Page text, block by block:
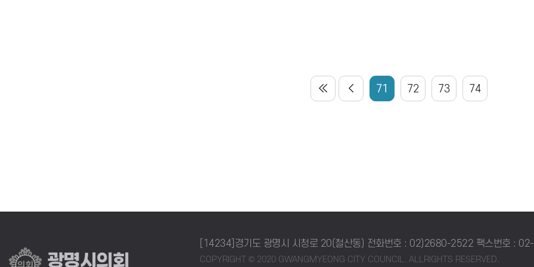
71 72 73 74
광명시의회
[14234]경기도 광명시 시청로 20(철산동) 전화번호 : 02)2680-2522 팩스번호 :
COPYRIGHT © 2020 GWANGMYEONG CITY COUNCIL. ALLRIGHTS RESERVED.